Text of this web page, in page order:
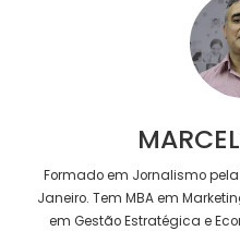
Formado em Jornalismo
Janeiro. Tem MBA em
em Gestão Estratégica e